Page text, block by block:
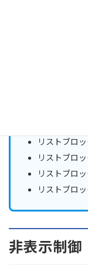
リストブロ
リストブロ
リストブロ
リストブロ
非表示制御